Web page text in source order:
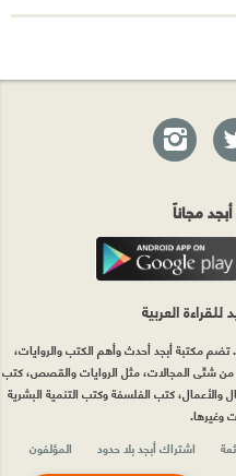
مجاناً
العربية
تضم مكتبة أبجد أحدث وأهم الكتب والروايات،
من شتّى المجالات، مثل الروايات والقصص، كتب
والأعمال، كتب الفلسفة وكتب التنمية البشرية
وغيرها.
اشتراك أبجد بلا حدود المؤلفون